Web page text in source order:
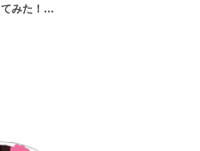
てみた！…